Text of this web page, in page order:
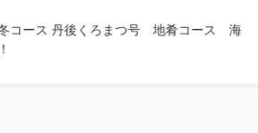
コース 丹後くろまつ号 地肴コース 海